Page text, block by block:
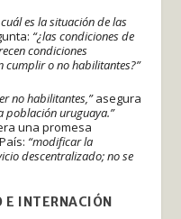
es la situación de las
“¿las condiciones de
condiciones
cumplir o no habilitantes?”
no habilitantes,”asegura
población uruguaya.”
una promesa
“modificar la
descentralizado; no se
INTERNACIÓN